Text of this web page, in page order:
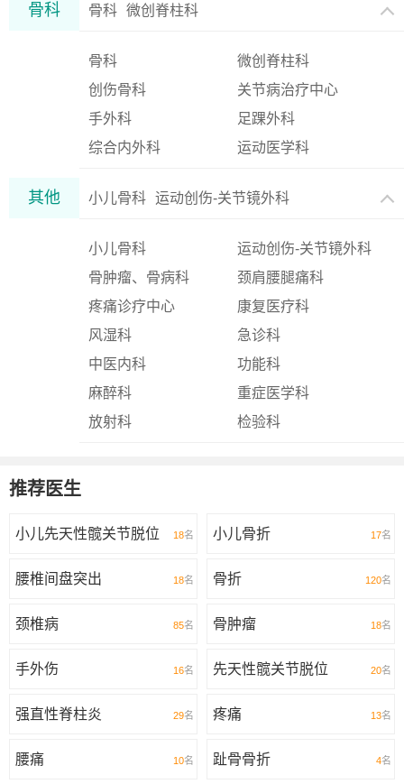
骨科 骨科 微创脊柱科
骨科
微创脊柱科
创伤骨科
关节病治疗中心
手外科
足踝外科
综合内外科
运动医学科
其他 小儿骨科 运动创伤-关节镜外科
小儿骨科
运动创伤-关节镜外科
骨肿瘤、骨病科
颈肩腰腿痛科
疼痛诊疗中心
康复医疗科
风湿科
急诊科
中医内科
功能科
麻醉科
重症医学科
放射科
检验科
推荐医生
小儿先天性髋关节脱位 18名 小儿骨折 17名
腰椎间盘突出 18名 骨折 120名
颈椎病 85名 骨肿瘤 18名
手外伤 16名 先天性髋关节脱位 20名
强直性脊柱炎 29名 疼痛 13名
腰痛 10名 趾骨骨折 4名